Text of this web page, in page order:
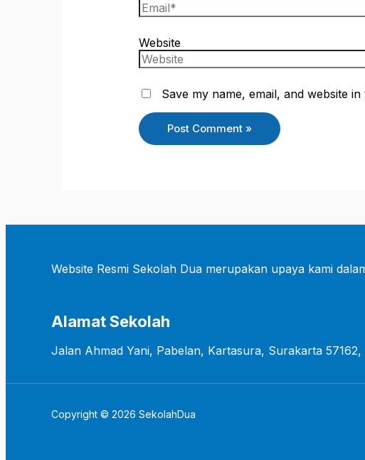
Website
Save my name, email, and website
Website Resmi Sekolah Dua merupakan upaya kami
Alamat Sekolah
Jalan Ahmad Yani, Pabelan, Kartasura, Surakarta
Copyright © 2026 SekolahDua